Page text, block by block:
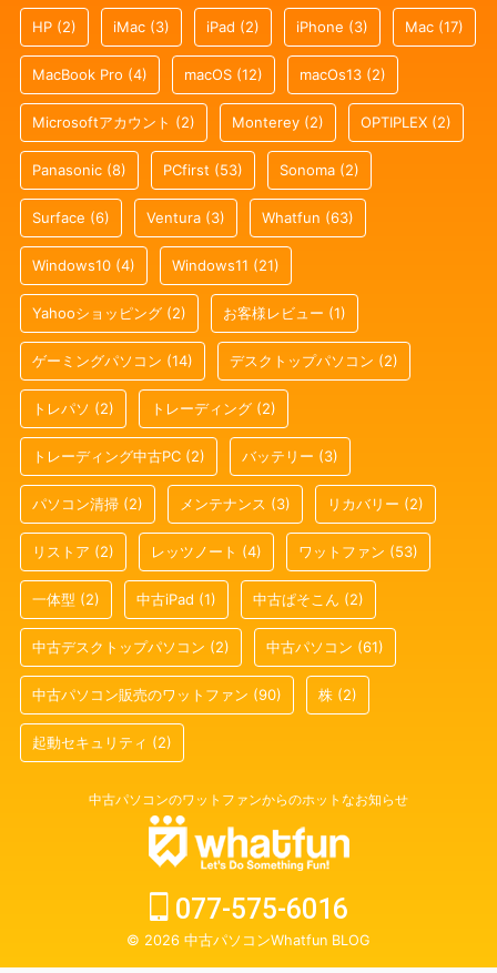
HP (2) iMac (3) iPad (2) iPhone (3) Mac (17)
MacBook Pro (4) macOS (12) macOs13 (2)
Microsoftアカウント (2) Monterey (2) OPTIPLEX (2)
Panasonic (8) PCfirst (53) Sonoma (2)
Surface (6) Ventura (3) Whatfun (63)
Windows10 (4) Windows11 (21)
Yahooショッピング (2) お客様レビュー (1)
ゲーミングパソコン (14) デスクトップパソコン (2)
トレパソ (2) トレーディング (2)
トレーディング中古PC (2) バッテリー (3)
パソコン清掃 (2) メンテナンス (3) リカバリー (2)
リストア (2) レッツノート (4) ワットファン (53)
一体型 (2) 中古iPad (1) 中古ぱそこん (2)
中古デスクトップパソコン (2) 中古パソコン (61)
中古パソコン販売のワットファン (90) 株 (2)
起動セキュリティ (2)
中古パソコンのワットファンからのホットなお知らせ
077-575-6016
© 2026 中古パソコンWhatfun BLOG